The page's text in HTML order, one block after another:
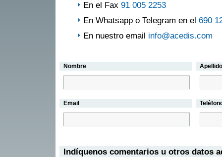
En el Fax 91 005 2253
En Whatsapp o Telegram en el 690
En nuestro email info@acedis.com
Nombre
Email
Indíquenos comentarios u otros datos